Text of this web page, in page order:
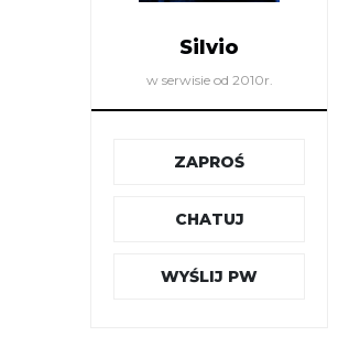
Silvio
w serwisie od 2010r.
ZAPROŚ
CHATUJ
WYŚLIJ PW